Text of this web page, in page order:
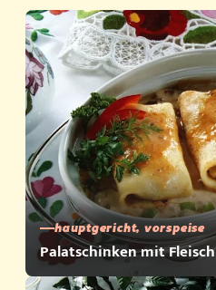
hauptgericht, vorspeise
Palatschinken mit Fleisch